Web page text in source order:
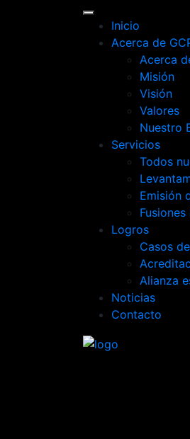
Inicio
Acerca de
Acerca
Misión
Visión
Valores
Nuestro
Servicios
Todos
Emisión
Logros
Casos
Alianza
Noticias
Contacto